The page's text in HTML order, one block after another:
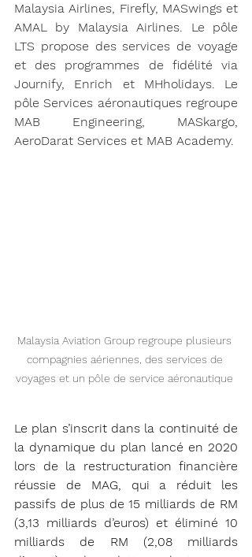
Malaysia Airlines, Firefly, MASwings et
AMAL by Malaysia Airlines. Le pôle
LTS propose des services de voyage
et des programmes de fidélité via
Journify, Enrich et MHholidays. Le
pôle Services aéronautiques regroupe
MAB Engineering, MASkargo,
AeroDarat Services et MAB Academy.
Malaysia Aviation Group regroupe plusieurs
compagnies aériennes, des services de
voyages et un pôle de service aéronautique
Le plan s’inscrit dans la continuité de
la dynamique du plan lancé en 2020
lors de la restructuration financière
réussie de MAG, qui a réduit les
passifs de plus de 15 milliards de RM
(3,13 milliards d’euros) et éliminé 10
milliards de RM (2,08 milliards